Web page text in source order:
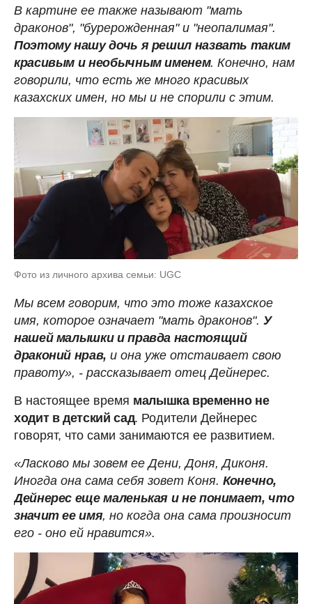
В картине ее также называют "мать
драконов", "бурерожденная" и "неопалимая".
Поэтому нашу дочь я решил назвать таким
красивым и необычным именем. Конечно, нам
говорили, что есть же много красивых
казахских имен, но мы и не спорили с этим.
Фото из личного архива семьи: UGC
Мы всем говорим, что это тоже казахское
имя, которое означает "мать драконов". У
нашей малышки и правда настоящий
драконий нрав, и она уже отстаивает свою
правоту», - рассказывает отец Дейнерес.
В настоящее время малышка временно не
ходит в детский сад. Родители Дейнерес
говорят, что сами занимаются ее развитием.
«Ласково мы зовем ее Дени, Доня, Диконя.
Иногда она сама себя зовет Коня. Конечно,
Дейнерес еще маленькая и не понимает, что
значит ее имя, но когда она сама произносит
его - оно ей нравится».